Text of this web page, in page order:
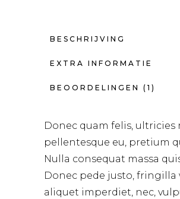
BESCHRIJVING
EXTRA INFORMATIE
BEOORDELINGEN (1)
Donec quam felis, ultricies
pellentesque eu, pretium
Nulla consequat massa
Donec pede justo, fringilla
aliquet imperdiet, nec,